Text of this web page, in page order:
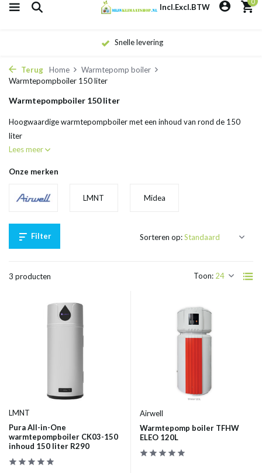
Incl.Excl.BTW
Snelle levering
Terug Home
Warmtepomp boiler
Warmtepompboiler 150 liter
Warmtepompboiler 150 liter
Hoogwaardige warmtepompboiler met een inhoud van rond de 150
liter
Lees meer
Onze merken
LMNT Midea
Filter
3 producten Toon:
Sorteren op:
LMNT
Pura All-in-One
warmtepompboiler CK03-150
inhoud 150 liter R290
Airwell
Warmtepomp boiler TFHW
ELEO 120L